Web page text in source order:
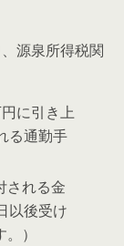
源泉所得税関
に引き上
る通勤手
される金
以後受け
）